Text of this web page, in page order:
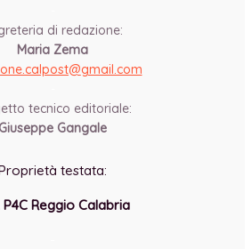
di redazione:
Maria Zema
gmail.com
tecnico editoriale:
Giuseppe Gangale
testata:
P4C Reggio Calabria